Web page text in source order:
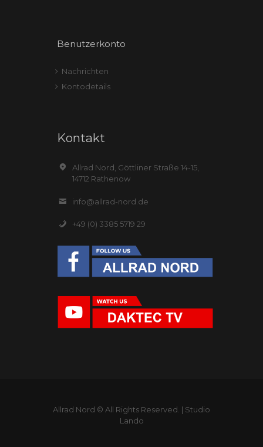
Benutzerkonto
Nachrichten
Kontodetails
Kontakt
Allrad Nord, Göttliner Straße 14-15,
14712 Rathenow
info@allrad-nord.de
+49 (0) 3385 5719 29
Allrad Nord © All Rights Reserved. | Studio
Lando